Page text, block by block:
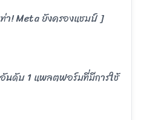
า! Meta ยังครองแชมป์ ]
นดับ 1 แพลตฟอร์มที่มีการใช้